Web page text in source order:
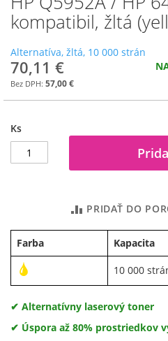
kompatibil, žltá
Alternatíva, žltá, 10 000 strán
70,11 €
57,00 €
Ks
PRIDAŤ DO
Farba Kapacita
10 000
✔ Alternatívny laserový toner
✔ Úspora až 80% prostriedkov
na
začiatok
obrázkov